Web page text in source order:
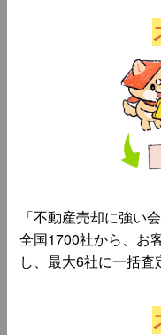
「不動産売却に強い
全国1700社から、お
し、最大6社に一括査